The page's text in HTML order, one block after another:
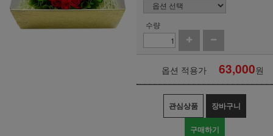
수량
옵션 적용가 63,000원
관심상품 장바구니
구매하기